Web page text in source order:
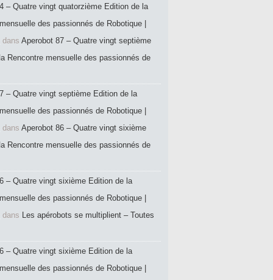
– Quatre vingt quatorzième Edition de la
des passionnés de Robotique |
dans Aperobot 87 – Quatre vingt septième
Rencontre mensuelle des passionnés de
– Quatre vingt septième Edition de la
des passionnés de Robotique |
dans Aperobot 86 – Quatre vingt sixième
Rencontre mensuelle des passionnés de
– Quatre vingt sixième Edition de la
des passionnés de Robotique |
dans Les apérobots se multiplient – Toutes
– Quatre vingt sixième Edition de la
des passionnés de Robotique |